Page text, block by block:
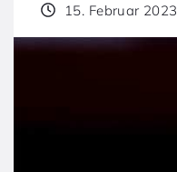
15. Februar 2023